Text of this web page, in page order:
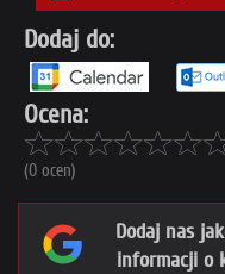
Dodaj do:
Ocena:
(0 ocen)
Dodaj nas
informacji o